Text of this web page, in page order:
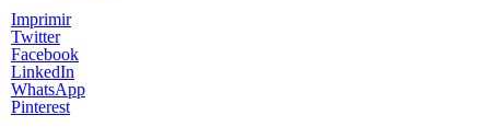
Imprimir
Twitter
Facebook
LinkedIn
WhatsApp
Pinterest